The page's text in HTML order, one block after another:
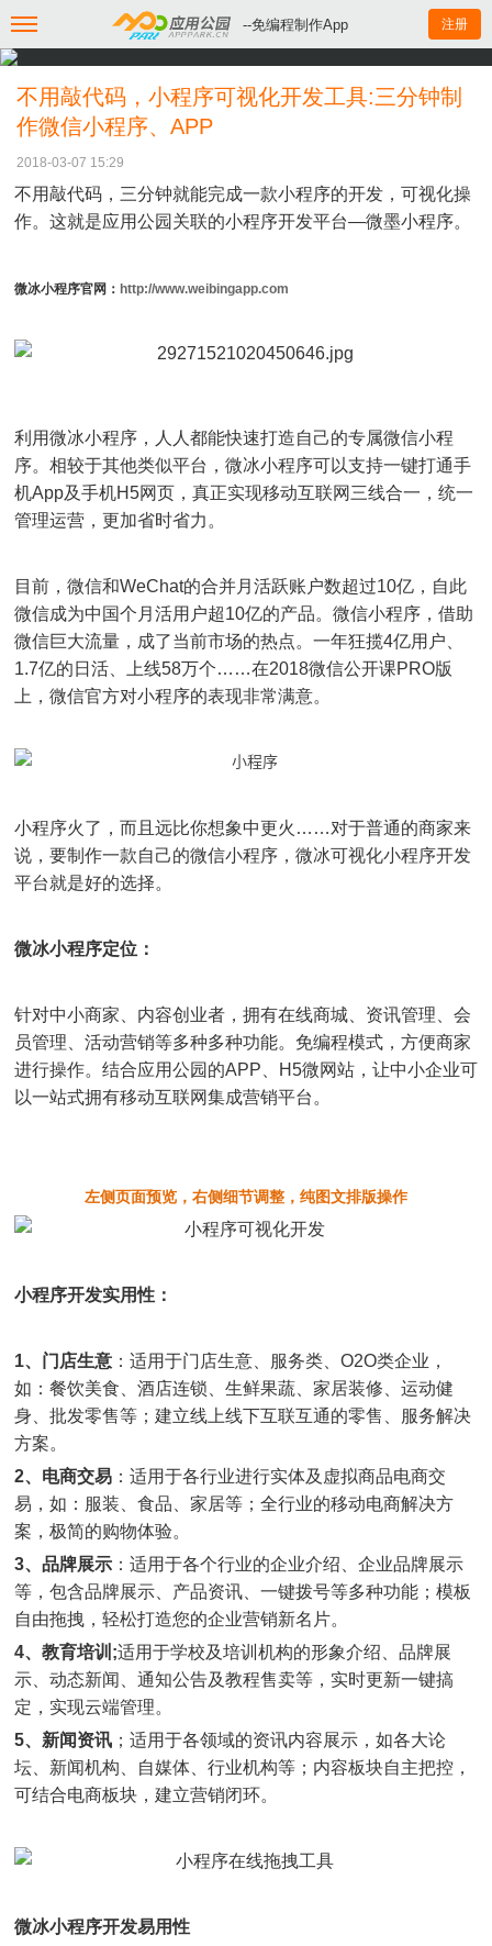
--免编程制作App 注册
不用敲代码，小程序可视化开发工具:三分钟制
作微信小程序、APP
2018-03-07 15:29
不用敲代码，三分钟就能完成一款小程序的开发，可视化操
作。这就是应用公园关联的小程序开发平台—微墨小程序。
微冰小程序官网： http://www.weibingapp.com
利用微冰小程序，人人都能快速打造自己的专属微信小程
序。相较于其他类似平台，微冰小程序可以支持一键打通手
机App及手机H5网页，真正实现移动互联网三线合一，统一
管理运营，更加省时省力。
目前，微信和WeChat的合并月活跃账户数超过10亿，自此
微信成为中国个月活用户超10亿的产品。微信小程序，借助
微信巨大流量，成了当前市场的热点。一年狂揽4亿用户、
1.7亿的日活、上线58万个……在2018微信公开课PRO版
上，微信官方对小程序的表现非常满意。
小程序火了，而且远比你想象中更火……对于普通的商家来
说，要制作一款自己的微信小程序，微冰可视化小程序开发
平台就是好的选择。
微冰小程序定位：
针对中小商家、内容创业者，拥有在线商城、资讯管理、会
员管理、活动营销等多种多种功能。免编程模式，方便商家
进行操作。结合应用公园的APP、H5微网站，让中小企业可
以一站式拥有移动互联网集成营销平台。
左侧页面预览，右侧细节调整，纯图文排版操作
小程序开发实用性：
1、门店生意 ：适用于门店生意、服务类、O2O类企业，
如：餐饮美食、酒店连锁、生鲜果蔬、家居装修、运动健
身、批发零售等；建立线上线下互联互通的零售、服务解决
方案。
2、电商交易 ：适用于各行业进行实体及虚拟商品电商交
易，如：服装、食品、家居等；全行业的移动电商解决方
案，极简的购物体验。
3、品牌展示 ：适用于各个行业的企业介绍、企业品牌展示
等，包含品牌展示、产品资讯、一键拨号等多种功能；模板
自由拖拽，轻松打造您的企业营销新名片。
4、教育培训;适用于学校及培训机构的形象介绍、品牌展
示、动态新闻、通知公告及教程售卖等，实时更新一键搞
定，实现云端管理。
5、新闻资讯 ；适用于各领域的资讯内容展示，如各大论
坛、新闻机构、自媒体、行业机构等；内容板块自主把控，
可结合电商板块，建立营销闭环。
微冰小程序开发易用性